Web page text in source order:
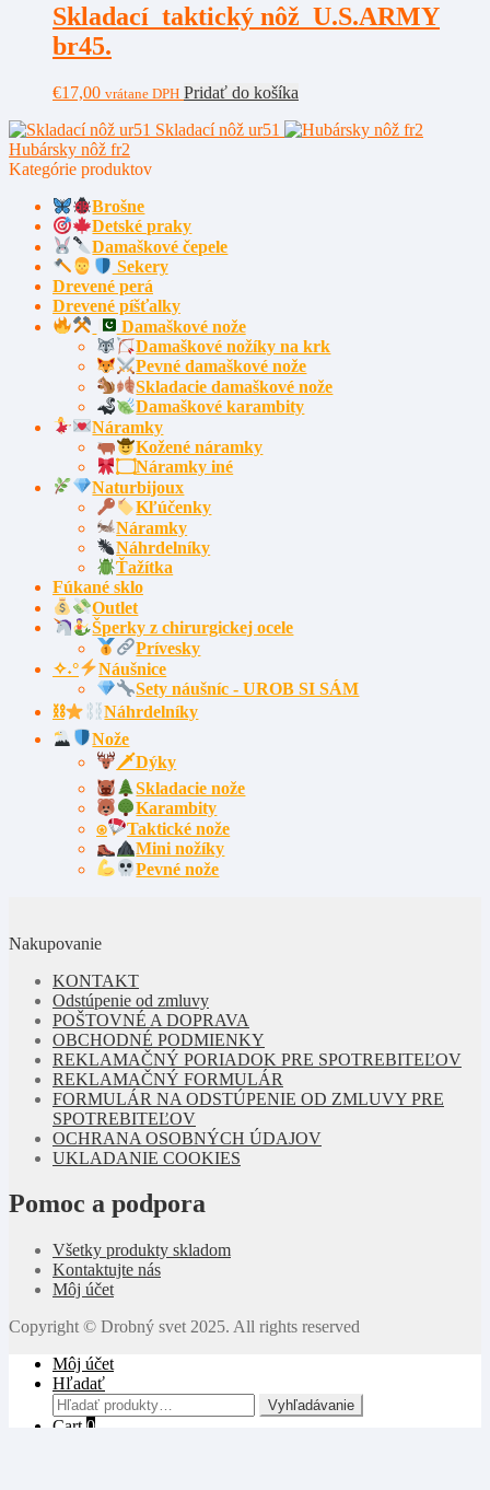
Skladací taktický nôž U.S.ARMY
br45.
€17,00 vrátane DPH Pridať do košíka
Skladací nôž ur51
Hubársky nôž fr2
Kategórie produktov
Brošne
Detské praky
Damaškové čepele
Sekery
Drevené perá
Drevené píšťalky
Damaškové nože
Damaškové nožíky na krk
Pevné damaškové nože
Skladacie damaškové nože
Damaškové karambity
Náramky
Kožené náramky
۝Náramky iné
Naturbijoux
Kľúčenky
Náramky
Náhrdelníky
Ťažítka
Fúkané sklo
Outlet
Šperky z chirurgickej ocele
Prívesky
✧˖°
Náušnice
Sety náušníc - UROB SI SÁM
⛓
Náhrdelníky
Nože
🗡Dýky
Skladacie nože
Karambity
⍟
Taktické nože
Mini nožíky
Pevné nože
Nakupovanie
KONTAKT
Odstúpenie od zmluvy
POŠTOVNÉ A DOPRAVA
OBCHODNÉ PODMIENKY
REKLAMAČNÝ PORIADOK PRE SPOTREBITEĽOV
REKLAMAČNÝ FORMULÁR
FORMULÁR NA ODSTÚPENIE OD ZMLUVY PRE
SPOTREBITEĽOV
OCHRANA OSOBNÝCH ÚDAJOV
UKLADANIE COOKIES
Pomoc a podpora
Všetky produkty skladom
Kontaktujte nás
Môj účet
Copyright © Drobný svet 2025. All rights reserved
Môj účet
Hľadať
Hľadať:
Vyhľadávanie
Cart 0